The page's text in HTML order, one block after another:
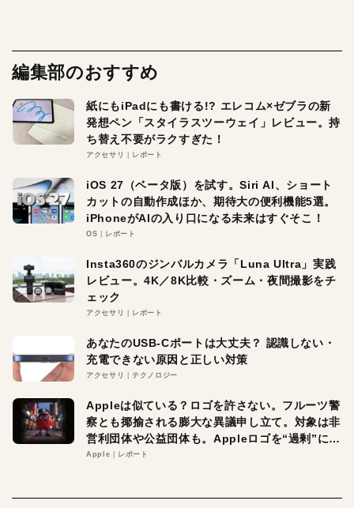
編集部のおすすめ
紙にもiPadにも書ける!? エレコム×ゼブラの新
発想ペン「スタイラスツーウェイ」レビュー。持
ち替え不要がラクすぎた！
アクセサリ レポート
iOS 27（ベータ版）を試す。Siri AI、ショート
カットの自動作成ほか、期待大の便利機能5選。
iPhoneがAIの入り口になる未来はすぐそこ！
OS レポート
Insta360のジンバルカメラ「Luna Ultra」実践
レビュー。4K／8K比較・ズーム・夜間撮影をチ
ェック
アクセサリ レポート
あなたのUSB-Cポートは大丈夫？ 認識しない・
充電できない原因と正しい対策
アクセサリ テクノロジー
Appleは似ている？ロゴを許さない。フルーツ警
察とも揶揄される膨大な異議申し立て。対象は非
営利団体や公益団体も。Appleロゴを“過剰”に守
る理由とは
Apple レポート